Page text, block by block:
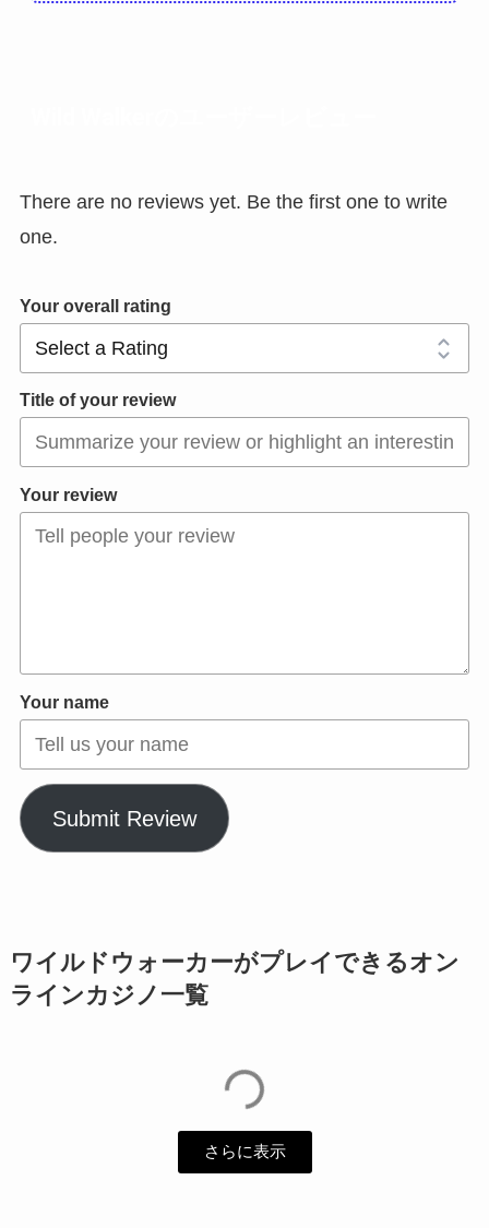
There are no reviews yet. Be the first one to write
one.
Your overall rating
Title of your review
Your review
Your name
Submit Review
ワイルドウォーカーがプレイできるオン
ラインカジノ一覧
さらに表示